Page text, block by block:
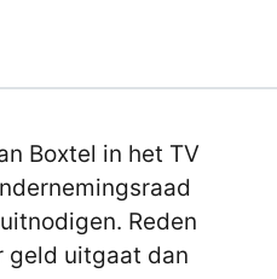
Boxtel in het TV
Reden
geld uitgaat dan